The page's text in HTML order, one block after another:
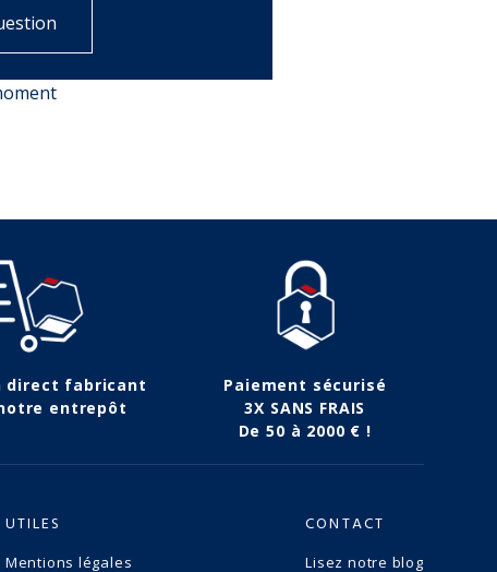
direct fabricant
entrepôt
Paiement sécurisé
3X SANS FRAIS
De 50 à 2000 € !
UTILES
Mentions légales
CONTACT
Lisez notre blog